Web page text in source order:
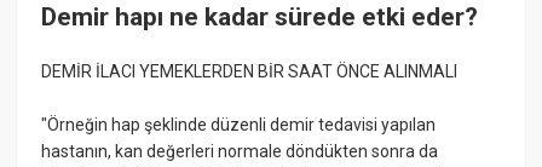
Demir hapı ne kadar sürede etki eder?
DEMİR İLACI YEMEKLERDEN BİR SAAT ÖNCE ALINMALI
"Örneğin hap şeklinde düzenli demir tedavisi yapılan
hastanın, kan değerleri normale döndükten sonra da